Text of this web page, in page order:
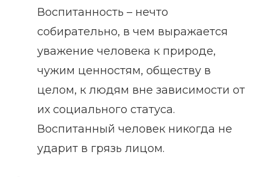
Воспитанность – нечто
собирательно, в чем выражается
уважение человека к природе,
чужим ценностям, обществу в
целом, к людям вне зависимости от
их социального статуса.
Воспитанный человек никогда не
ударит в грязь лицом.